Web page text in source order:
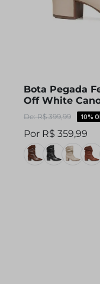
Bota Pegada
Off White
280901-08
R$ 399,99 10%
R$ 359,99